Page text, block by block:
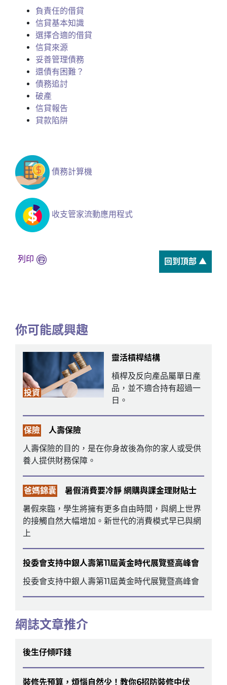
負責任的借貸
信貸基本知識
選擇合適的借貸
信貸來源
妥善管理債務
還債有困難？
債務追討
破產
信貸報告
貸款陷阱
債務計算機
收支管家流動應用程式
列印 回到頂部 ▲
你可能感興趣
投資
靈活槓桿結構
槓桿及反向產品屬單日產
品，並不適合持有超過一
日。
保險
人壽保險
人壽保險的目的，是在你身故後為你的家人或受供
養人提供財務保障。
爸媽錦囊
暑假消費要冷靜 網購與課金理財貼士
暑假來臨，學生將擁有更多自由時間，與網上世界
的接觸自然大幅增加。新世代的消費模式早已與網
上
投委會支持中銀人壽第11屆黃金時代展覽暨高峰會
投委會支持中銀人壽第11屆黃金時代展覽暨高峰會
網誌文章推介
後生仔傾吓錢
裝修先預算，煩惱自然少！教你6招防裝修中伏